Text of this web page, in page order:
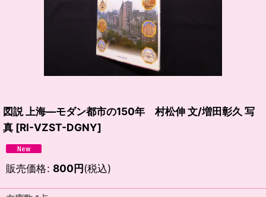
図説 上海―モダン都市の150年 村松伸 文/増田彰久 写
真 [RI-VZST-DGNY]
販売価格: 800円(税込)